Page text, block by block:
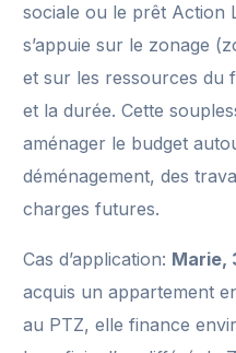
sociale ou le prêt Action
s’appuie sur le zonage
et sur les ressources du
et la durée. Cette
aménager le budget
déménagement, des
charges futures.
Cas d’application: Marie,
acquis un appartement
au PTZ, elle finance